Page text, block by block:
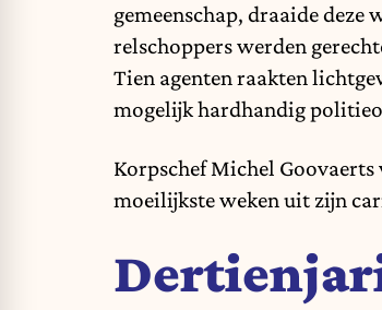
gemeenschap, draaide deze
relschoppers werden
Tien agenten raakten
mogelijk hardhandig
Korpschef Michel Goovaerts
moeilijkste weken uit zijn